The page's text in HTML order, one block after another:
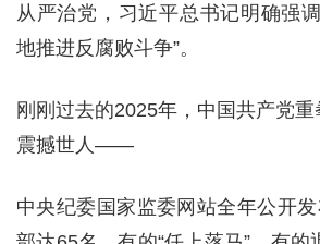
从严治党，习近平总书记明确强
地推进反腐败斗争”。
刚刚过去的2025年，中国共产党
震撼世人——
中央纪委国家监委网站全年公开发